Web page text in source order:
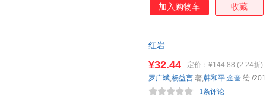
加入购物车 收藏
红岩
¥32.44 定价： ¥144.88 (2.24折)
1条评论
罗广斌,杨益言 著,韩和平,金奎 绘 /